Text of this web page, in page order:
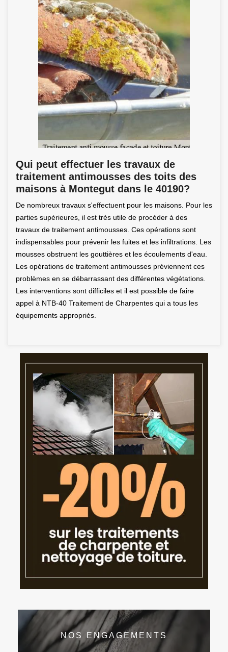
Qui peut effectuer les travaux de
traitement antimousses des toits des
maisons à Montegut dans le 40190?
De nombreux travaux s'effectuent pour les maisons. Pour les
parties supérieures, il est très utile de procéder à des
travaux de traitement antimousses. Ces opérations sont
indispensables pour prévenir les fuites et les infiltrations. Les
mousses obstruent les gouttières et les écoulements d'eau.
Les opérations de traitement antimousses préviennent ces
problèmes en se débarrassant des différentes végétations.
Les interventions sont difficiles et il est possible de faire
appel à NTB-40 Traitement de Charpentes qui a tous les
équipements appropriés.
NOS ENGAGEMENTS